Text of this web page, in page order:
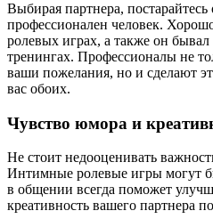
Выбирая партнера, постарайтесь
профессионален человек.
ролевых играх, а также он
тренингах. Профессионалы не
ваши пожелания, но и сделают
вас обоих.
Чувство юмора и
Не стоит недооценивать
Интимные ролевые игры могут
в общении всегда поможет
креативность вашего партнера